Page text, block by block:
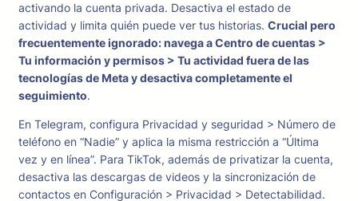
activando la cuenta privada. Desactiva el estado de
actividad y limita quién puede ver tus historias. Crucial pero
frecuentemente ignorado: navega a Centro de cuentas >
Tu información y permisos > Tu actividad fuera de las
tecnologías de Meta y desactiva completamente el
seguimiento.
En Telegram, configura Privacidad y seguridad > Número de
teléfono en “Nadie” y aplica la misma restricción a “Última
vez y en línea”. Para TikTok, además de privatizar la cuenta,
desactiva las descargas de videos y la sincronización de
contactos en Configuración > Privacidad > Detectabilidad.